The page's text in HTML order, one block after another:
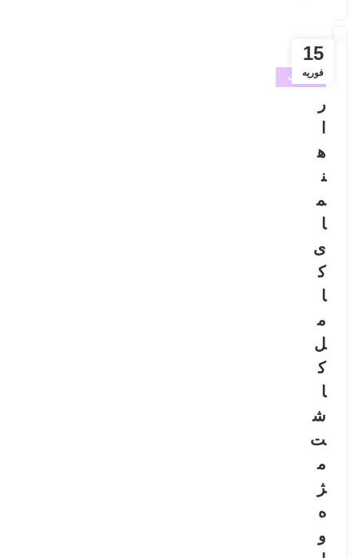
15
فوریهخدمات
ر
ه
ن
م
ا
ی
ک
ا
م
ل
ک
ا
ش
ت
م
ژ
ه
و